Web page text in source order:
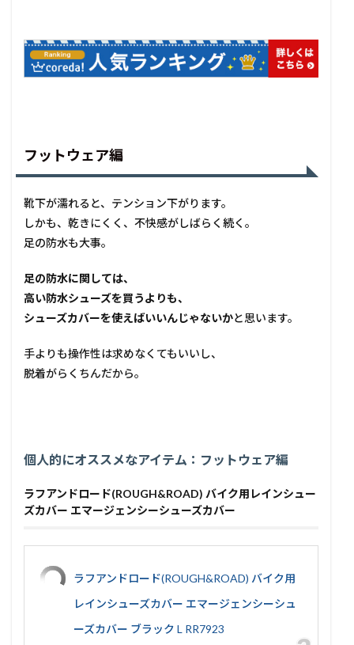
フットウェア編
靴下が濡れると、テンション下がります。
しかも、乾きにくく、不快感がしばらく続く。
足の防水も大事。
足の防水に関しては、
高い防水シューズを買うよりも、
シューズカバーを使えばいいんじゃないかと思います。
手よりも操作性は求めなくてもいいし、
脱着がらくちんだから。
個人的にオススメなアイテム：フットウェア編
ラフアンドロード(ROUGH&ROAD) バイク用レインシュー
ズカバー エマージェンシーシューズカバー
ラフアンドロード(ROUGH&ROAD) バイク用
レインシューズカバー エマージェンシーシュ
ーズカバー ブラック L RR7923